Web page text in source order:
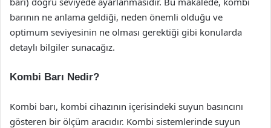
barının ne anlama geldiği, neden önemli olduğu ve
optimum seviyesinin ne olması gerektiği gibi konularda
detaylı bilgiler sunacağız.
Kombi Barı Nedir?
Kombi barı, kombi cihazının içerisindeki suyun basıncını
gösteren bir ölçüm aracıdır. Kombi sistemlerinde suyun